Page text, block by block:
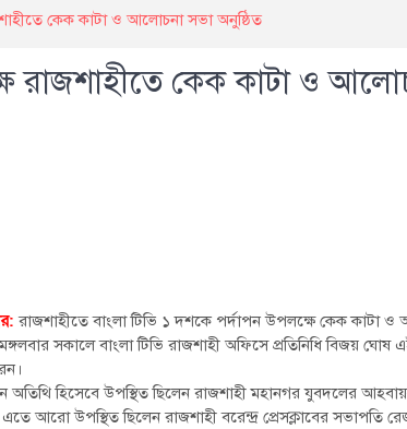
কেক কাটা ও আলোচনা সভা অনুষ্ঠিত
রাজশাহীতে কেক কাটা ও
রাজশাহীতে বাংলা টিভি ১ দশকে পর্দাপন উপলক্ষে কেক কাটা
সকালে বাংলা টিভি রাজশাহী অফিসে প্রতিনিধি বিজয় ঘোষ
অতিথি হিসেবে উপস্থিত ছিলেন রাজশাহী মহানগর যুবদলের
আরো উপস্থিত ছিলেন রাজশাহী বরেন্দ্র প্রেসক্লাবের সভাপতি